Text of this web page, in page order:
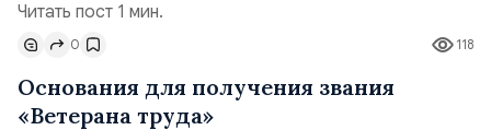
Читать пост 1 мин.
118
0
Основания для получения звания
«Ветерана труда»